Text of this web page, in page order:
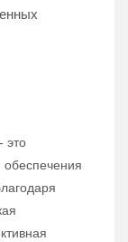
это